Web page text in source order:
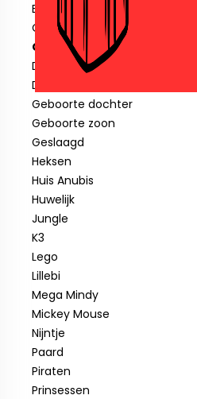
Blauwe piraat
Cars
Clown
Diverse feestartikelen
Donald Duck
Geboorte dochter
Geboorte zoon
Geslaagd
Heksen
Huis Anubis
Huwelijk
Jungle
K3
Lego
Lillebi
Mega Mindy
Mickey Mouse
Nijntje
Paard
Piraten
Prinsessen